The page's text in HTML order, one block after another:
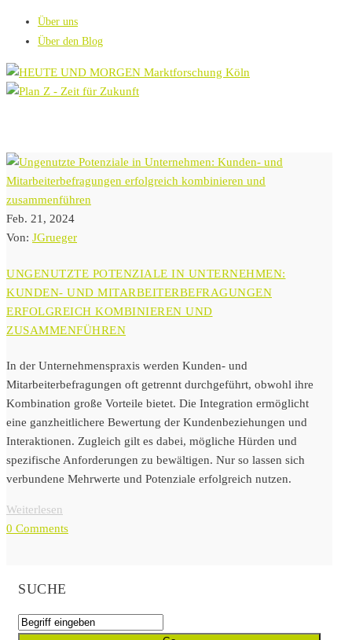
Über uns
Über den Blog
Feb. 21, 2024
Von: JGrueger
UNGENUTZTE POTENZIALE IN UNTERNEHMEN:
KUNDEN- UND MITARBEITERBEFRAGUNGEN
ERFOLGREICH KOMBINIEREN UND
ZUSAMMENFÜHREN
In der Unternehmenspraxis werden Kunden- und
Mitarbeiterbefragungen oft getrennt durchgeführt, obwohl ihre
Kombination große Vorteile bietet. Die Integration ermöglicht
eine ganzheitlichere Bewertung der Kundenbeziehungen und
Interaktionen. Zugleich gilt es dabei, mögliche Hürden und
spezifische Anforderungen zu bewältigen. Nur so lassen sich
verbundene Mehrwerte und Potenziale erfolgreich nutzen.
Weiterlesen
0 Comments
SUCHE